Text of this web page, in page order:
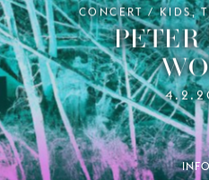
CONCERT / KIDS,